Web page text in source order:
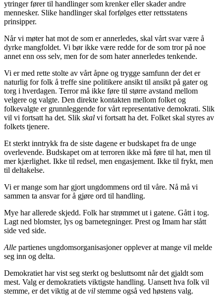
ytringer fører til handlinger som krenker eller skader andre
mennesker. Slike handlinger skal forfølges etter rettsstatens
prinsipper.
Når vi møter hat mot de som er annerledes, skal vårt svar være å
dyrke mangfoldet. Vi bør ikke være redde for de som tror på noe
annet enn oss selv, men for de som hater annerledes tenkende.
Vi er med rette stolte av vårt åpne og trygge samfunn der det er
naturlig for folk å treffe sine politikere ansikt til ansikt på gater og
torg i hverdagen. Terror må ikke føre til større avstand mellom
velgere og valgte. Den direkte kontakten mellom folket og
folkevalgte er grunnleggende for vårt representative demokrati. Slik
vil vi fortsatt ha det. Slik skal vi fortsatt ha det. Folket skal styres av
folkets tjenere.
Et sterkt inntrykk fra de siste dagene er budskapet fra de unge
overlevende. Budskapet om at terroren ikke må føre til hat, men til
mer kjærlighet. Ikke til redsel, men engasjement. Ikke til frykt, men
til deltakelse.
Vi er mange som har gjort ungdommens ord til våre. Nå må vi
sammen ta ansvar for å gjøre ord til handling.
Mye har allerede skjedd. Folk har strømmet ut i gatene. Gått i tog.
Lagt ned blomster, lys og barnetegninger. Prest og Imam har stått
side ved side.
Alle partienes ungdomsorganisasjoner opplever at mange vil melde
seg inn og delta.
Demokratiet har vist seg sterkt og besluttsomt når det gjaldt som
mest. Valg er demokratiets viktigste handling. Uansett hva folk vil
stemme, er det viktig at de vil stemme også ved høstens valg.